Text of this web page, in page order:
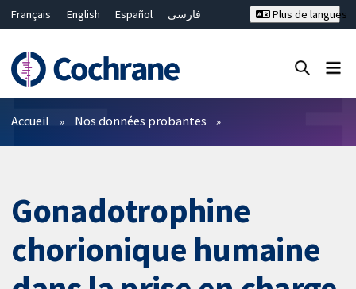
Français English Español
فارسی
Bahasa Malaysia
ไทย
繁體中文
简体中文
Plus de langues
Filtres
Accueil Nos données probantes
Gonadotrophine
chorionique humaine